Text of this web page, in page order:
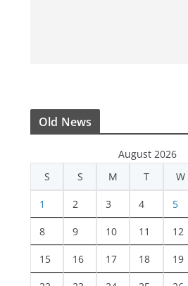
Old News
August 2026
S
S M T W
1 2 3 4 5
8 9 10 11 12
15 16 17 18 19